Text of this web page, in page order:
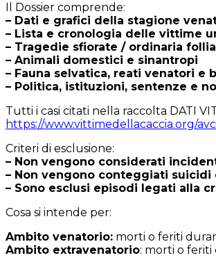
Il Dossier comprende:
– Dati e grafici della stagione
– Lista e cronologia delle vittime
– Tragedie sfiorate / ordinaria follia
– Animali domestici e sinantropi
– Fauna selvatica, reati venatori e
– Politica, istituzioni, sentenze e
Tutti i casi citati nella raccolta DATI
https://www.vittimedellacaccia.org/
Criteri di esclusione:
– Non vengono considerati
– Non vengono conteggiati
– Sono esclusi episodi legati alla
Cosa si intende per:
Ambito venatorio: morti o feriti
Ambito extravenatorio: morti o feriti